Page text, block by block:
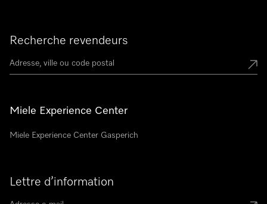
Recherche revendeurs
Miele Experience Center
Miele Experience Center Gasperich
Lettre d’information